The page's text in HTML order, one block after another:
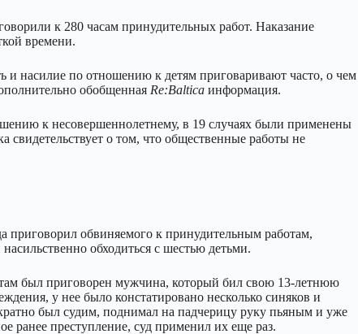
к 280 часам принудительных работ. Наказание
времени.
и насилие по отношению к детям приговаривают часто, о чем
обобщенная Re:Baltica информация.
к несовершеннолетнему, в 19 случаях были применены
о том, что общественные работы не
приговорил обвиняемого к принудительным работам,
обходиться с шестью детьми.
был приговорен мужчина, который бил свою 13-летнюю
у нее было констатировано несколько синяков и
был судим, поднимал на падчерицу руку пьяным и уже
ранее преступление, суд применил их еще раз.